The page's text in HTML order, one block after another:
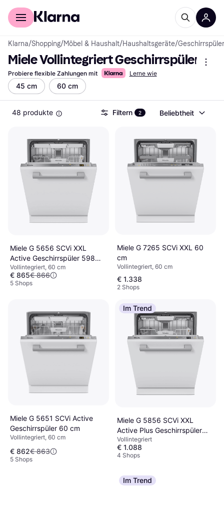
Für Shopper
Klarna/Shopping/Möbel & Haushalt/Haushaltsgeräte/Geschirrspüler
Miele Vollintegriert Geschirrspüler
Probiere flexible Zahlungen mit Lerne wie
45 cm 60 cm
48 produkte Filtern 2 Beliebtheit
Miele G 5656 SCVi XXL
Active Geschirrspüler 598
mm breit
Vollintegriert, 60 cm
€ 865€ 866
5 Shops
Miele G 7265 SCVi XXL 60
cm
Vollintegriert, 60 cm
€ 1.338
2 Shops
Miele G 5651 SCVi Active
Geschirrspüler 60 cm
Vollintegriert, 60 cm
€ 862€ 863
5 Shops
Im Trend
Miele G 5856 SCVi XXL
Active Plus Geschirrspüler
598 mm breit
Vollintegriert
€ 1.088
4 Shops
Im Trend